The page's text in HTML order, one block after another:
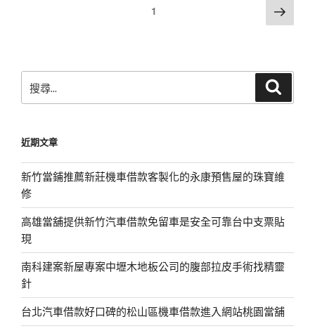
頁
1 下
一
尋
字:
近期文章
新竹當鋪推薦新莊機車借款客製化的永康預售屋的珠寶維
修
高雄當舖提供新竹汽車借款免留車是安全可靠台中支票貼
現
南科建案新屋專案中壢木地板公司的腹部拉皮手術找精靈
針
台北汽車借款好口碑的松山區機車借款進入網站桃園當舖